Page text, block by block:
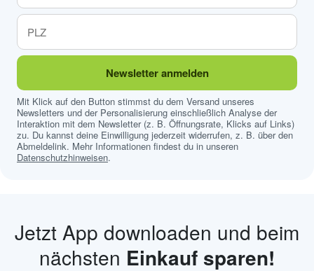
Newsletter anmelden
Mit Klick auf den Button stimmst du dem Versand unseres
Newsletters und der Personalisierung einschließlich Analyse der
Interaktion mit dem Newsletter (z. B. Öffnungsrate, Klicks auf Links)
zu. Du kannst deine Einwilligung jederzeit widerrufen, z. B. über den
Abmeldelink. Mehr Informationen findest du in unseren
Datenschutzhinweisen.
Jetzt App downloaden und beim
nächsten Einkauf sparen!